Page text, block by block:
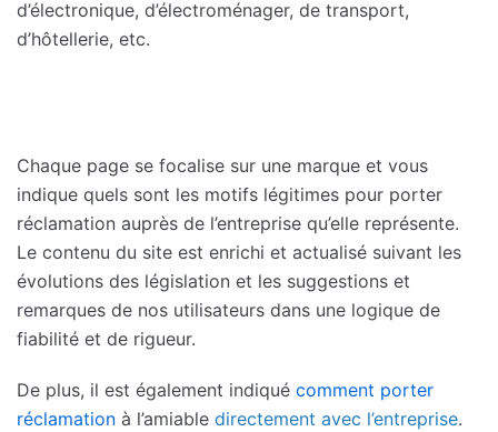
d’électronique, d’électroménager, de transport,
d’hôtellerie, etc.
Chaque page se focalise sur une marque et vous
indique quels sont les motifs légitimes pour porter
réclamation auprès de l’entreprise qu’elle représente.
Le contenu du site est enrichi et actualisé suivant les
évolutions des législation et les suggestions et
remarques de nos utilisateurs dans une logique de
fiabilité et de rigueur.
De plus, il est également indiqué comment porter
réclamation à l’amiable directement avec l’entreprise.